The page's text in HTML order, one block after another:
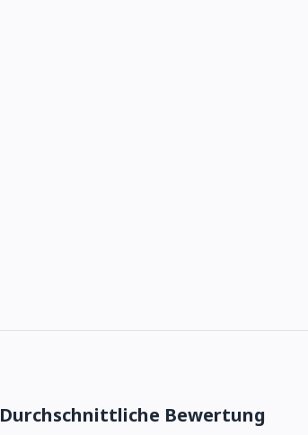
Durchschnittliche Bewertung